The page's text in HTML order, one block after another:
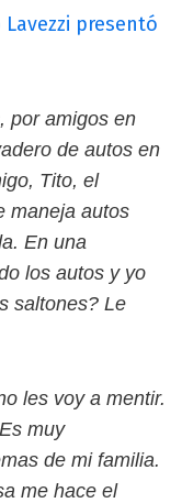
presentó
por amigos en
de autos en
Tito, el
maneja autos
En una
los autos y yo
saltones? Le
les voy a mentir.
muy
de mi familia.
me hace el